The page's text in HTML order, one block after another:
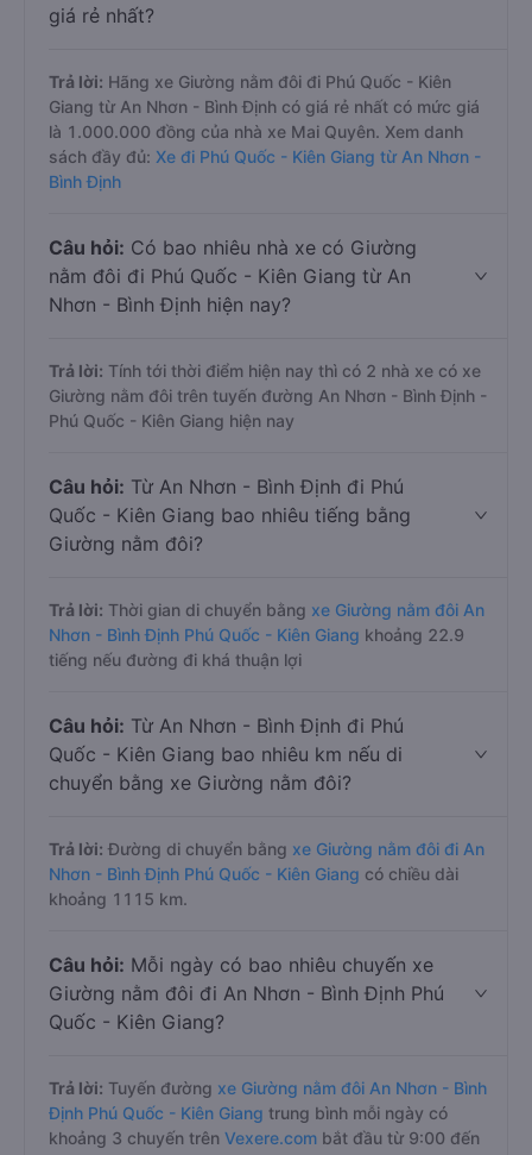
giá rẻ nhất?
Trả lời: Hãng xe Giường nằm đôi đi Phú Quốc - Kiên
Giang từ An Nhơn - Bình Định có giá rẻ nhất có mức giá
là 1.000.000 đồng của nhà xe Mai Quyên. Xem danh
sách đầy đủ: Xe đi Phú Quốc - Kiên Giang từ An Nhơn -
Bình Định
Câu hỏi: Có bao nhiêu nhà xe có Giường
nằm đôi đi Phú Quốc - Kiên Giang từ An
Nhơn - Bình Định hiện nay?
Trả lời: Tính tới thời điểm hiện nay thì có 2 nhà xe có xe
Giường nằm đôi trên tuyến đường An Nhơn - Bình Định -
Phú Quốc - Kiên Giang hiện nay
Câu hỏi: Từ An Nhơn - Bình Định đi Phú
Quốc - Kiên Giang bao nhiêu tiếng bằng
Giường nằm đôi?
Trả lời: Thời gian di chuyển bằng xe Giường nằm đôi An
Nhơn - Bình Định Phú Quốc - Kiên Giang khoảng 22.9
tiếng nếu đường đi khá thuận lợi
Câu hỏi: Từ An Nhơn - Bình Định đi Phú
Quốc - Kiên Giang bao nhiêu km nếu di
chuyển bằng xe Giường nằm đôi?
Trả lời: Đường di chuyển bằng xe Giường nằm đôi đi An
Nhơn - Bình Định Phú Quốc - Kiên Giang có chiều dài
khoảng 1115 km.
Câu hỏi: Mỗi ngày có bao nhiêu chuyến xe
Giường nằm đôi đi An Nhơn - Bình Định Phú
Quốc - Kiên Giang?
Trả lời: Tuyến đường xe Giường nằm đôi An Nhơn - Bình
Định Phú Quốc - Kiên Giang trung bình mỗi ngày có
khoảng 3 chuyến trên Vexere.com bắt đầu từ 9:00 đến